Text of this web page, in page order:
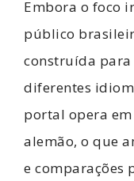
Embora o foco
público
construída para
diferentes
portal opera
alemão, o que
e comparações